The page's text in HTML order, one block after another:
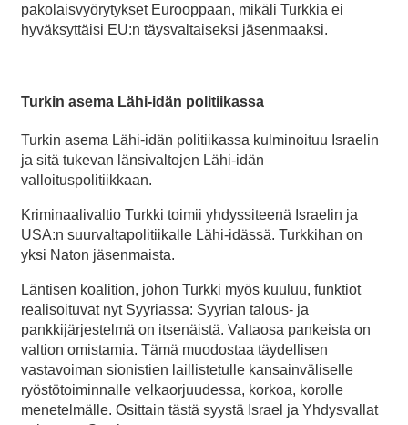
pakolaisvyörytykset Eurooppaan, mikäli Turkkia ei
hyväksyttäisi EU:n täysvaltaiseksi jäsenmaaksi.
Turkin asema Lähi-idän politiikassa
Turkin asema Lähi-idän politiikassa kulminoituu Israelin
ja sitä tukevan länsivaltojen Lähi-idän
valloituspolitiikkaan.
Kriminaalivaltio Turkki toimii yhdyssiteenä Israelin ja
USA:n suurvaltapolitiikalle Lähi-idässä. Turkkihan on
yksi Naton jäsenmaista.
Läntisen koalition, johon Turkki myös kuuluu, funktiot
realisoituvat nyt Syyriassa: Syyrian talous- ja
pankkijärjestelmä on itsenäistä. Valtaosa pankeista on
valtion omistamia. Tämä muodostaa täydellisen
vastavoiman sionistien laillistetulle kansainväliselle
ryöstötoiminnalle velkaorjuudessa, korkoa, korolle
menetelmälle. Osittain tästä syystä Israel ja Yhdysvallat